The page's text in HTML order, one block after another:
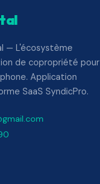
— L'écosystème
de copropriété pour
Application
SaaS SyndicPro.